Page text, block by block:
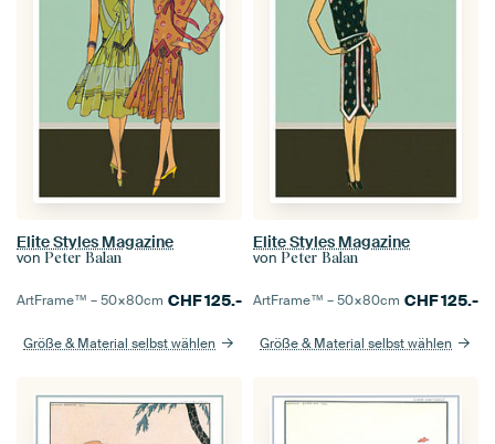
Elite Styles Magazine
von Peter Balan
ArtFrame™ –50×80cm CHF125.-
Größe & Material selbst wählen
Elite Styles Magazine
von Peter Balan
ArtFrame™ –50×80cm CHF125.-
Größe & Material selbst wählen